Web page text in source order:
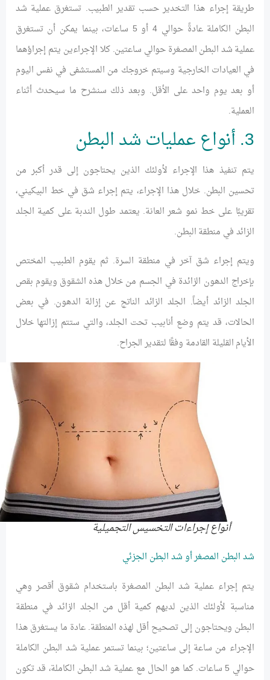
طريقة إجراء هذا التخدير حسب تقدير الطبيب. تستغرق عملية شد
البطن الكاملة عادةً حوالي 4 أو 5 ساعات، بينما يمكن أن تستغرق
عملية شد البطن المصغرة حوالي ساعتين. كلا الإجراءين يتم إجراؤهما
في العيادات الخارجية وسيتم خروجك من المستشفى في نفس اليوم
أو بعد يوم واحد على الأقل. وبعد ذلك سنشرح ما سيحدث أثناء
العملية.
3. أنواع عمليات شد البطن
يتم تنفيذ هذا الإجراء لأولئك الذين يحتاجون إلى قدر أكبر من
تحسين البطن. خلال هذا الإجراء، يتم إجراء شق في خط البيكيني،
تقريبًا على خط نمو شعر العانة. يعتمد طول الندبة على كمية الجلد
الزائد في منطقة البطن.
ويتم إجراء شق آخر في منطقة السرة. ثم يقوم الطبيب المختص
بإخراج الدهون الزائدة في الجسم من خلال هذه الشقوق ويقوم بقص
الجلد الزائد أيضاً. الجلد الزائد الناتج عن إزالة الدهون. في بعض
الحالات، قد يتم وضع أنابيب تحت الجلد، والتي ستتم إزالتها خلال
الأيام القليلة القادمة وفقًا لتقدير الجراح.
أنواع إجراءات التخسيس التجميلية
شد البطن المصغر أو شد البطن الجزئي
يتم إجراء عملية شد البطن المصغرة باستخدام شقوق أقصر وهي
مناسبة لأولئك الذين لديهم كمية أقل من الجلد الزائد في منطقة
البطن ويحتاجون إلى تصحيح أقل لهذه المنطقة. عادة ما يستغرق هذا
الإجراء من ساعة إلى ساعتين؛ بينما تستمر عملية شد البطن الكاملة
حوالي 5 ساعات. كما هو الحال مع عملية شد البطن الكاملة، قد تكون